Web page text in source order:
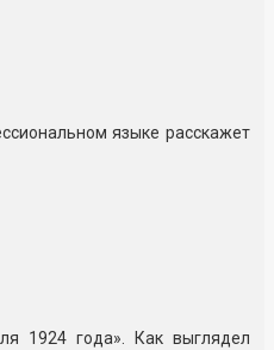
языке расскажет
1924 года». Как выглядел